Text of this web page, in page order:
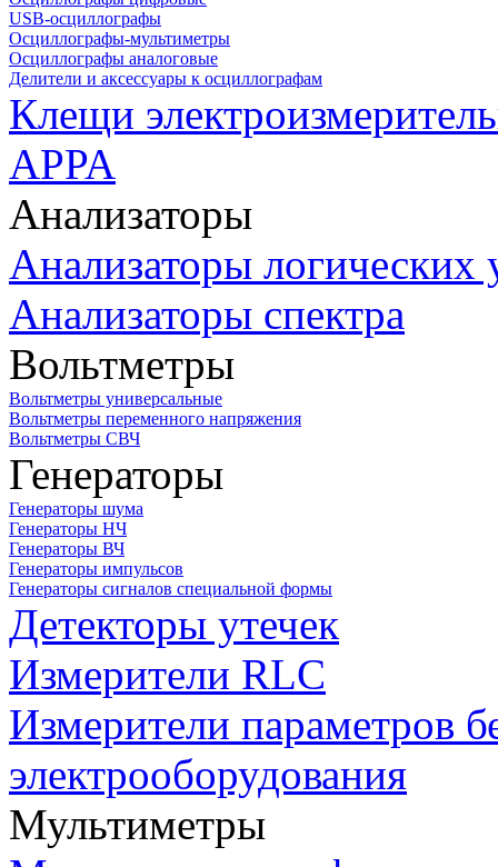
USB-осциллографы
Осциллографы-мультиметры
Осциллографы аналоговые
Делители и аксессуары к осциллографам
Клещи
APPA
Анализаторы
Анализаторы логических
Анализаторы спектра
Вольтметры
Вольтметры универсальные
Вольтметры переменного напряжения
Вольтметры СВЧ
Генераторы
Генераторы шума
Генераторы НЧ
Генераторы ВЧ
Генераторы импульсов
Генераторы сигналов специальной формы
Детекторы утечек
Измерители RLC
Измерители параметров
электрооборудования
Мультиметры